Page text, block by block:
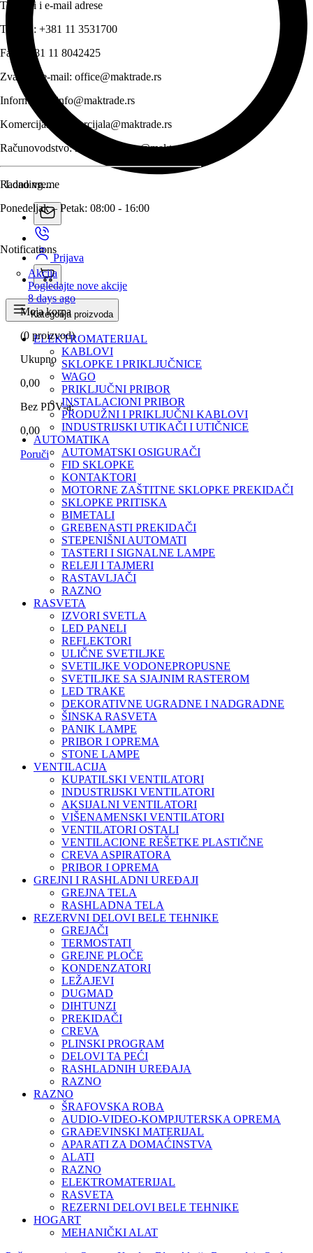
Telefoni i e-mail adrese
Telefon: +381 11 3531700
Fax:
+381 11 8042425
Zvanični e-mail: office@maktrade.rs
Informacije:
info@maktrade.rs
Komercijala:
komercijala@maktrade.rs
Računovodstvo:racunovodstvo@maktrade.rs
Radno vreme
Ponedeljak – Petak: 08:00 - 16:00
Loading...
Notifications
Akcija
Pogledajte nove akcije
8 days ago
Prijava
Moja korpa
(0 proizvod)
Ukupno
0,00
Bez PDV-a:
0,00
Poruči
Kategorija proizvoda
ELEKTROMATERIJAL
KABLOVI
SKLOPKE I PRIKLJUČNICE
WAGO
PRIKLJUČNI PRIBOR
INSTALACIONI PRIBOR
PRODUŽNI I PRIKLJUČNI KABLOVI
INDUSTRIJSKI UTIKAČI I UTIČNICE
AUTOMATIKA
AUTOMATSKI OSIGURAČI
FID SKLOPKE
KONTAKTORI
MOTORNE ZAŠTITNE SKLOPKE PREKIDAČI
SKLOPKE PRITISKA
BIMETALI
GREBENASTI PREKIDAČI
STEPENIŠNI AUTOMATI
TASTERI I SIGNALNE LAMPE
RELEJI I TAJMERI
RASTAVLJAČI
RAZNO
RASVETA
IZVORI SVETLA
LED PANELI
REFLEKTORI
ULIČNE SVETILJKE
SVETILJKE VODONEPROPUSNE
SVETILJKE SA SJAJNIM RASTEROM
LED TRAKE
DEKORATIVNE UGRADNE I NADGRADNE
ŠINSKA RASVETA
PANIK LAMPE
PRIBOR I OPREMA
STONE LAMPE
VENTILACIJA
KUPATILSKI VENTILATORI
INDUSTRIJSKI VENTILATORI
AKSIJALNI VENTILATORI
VIŠENAMENSKI VENTILATORI
VENTILATORI OSTALI
VENTILACIONE REŠETKE PLASTIČNE
CREVA ASPIRATORA
PRIBOR I OPREMA
GREJNI I RASHLADNI UREĐAJI
GREJNA TELA
RASHLADNA TELA
REZERVNI DELOVI BELE TEHNIKE
GREJAČI
TERMOSTATI
GREJNE PLOČE
KONDENZATORI
LEŽAJEVI
DUGMAD
DIHTUNZI
PREKIDAČI
CREVA
PLINSKI PROGRAM
DELOVI TA PEĆI
RASHLADNIH UREĐAJA
RAZNO
RAZNO
ŠRAFOVSKA ROBA
AUDIO-VIDEO-KOMPJUTERSKA OPREMA
GRAĐEVINSKI MATERIJAL
APARATI ZA DOMAĆINSTVA
ALATI
RAZNO
ELEKTROMATERIJAL
RASVETA
REZERNI DELOVI BELE TEHNIKE
HOGART
MEHANIČKI ALAT